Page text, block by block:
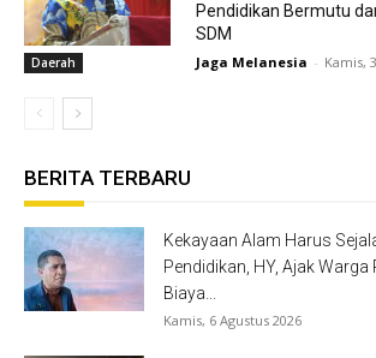
Daerah
Pendidikan Bermutu
SDM
Jaga Melanesia - Kamis,
BERITA TERBARU
Kekayaan Alam Harus
Pendidikan, HY, Ajak Warga
Biaya...
Kamis, 6 Agustus 2026